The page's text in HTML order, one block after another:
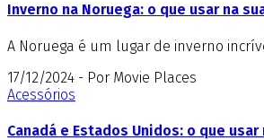
Inverno na Noruega: o que usar na
A Noruega é um lugar de inverno
17/12/2024 - Por Movie Places
Acessórios
Canadá e Estados Unidos: o que usar